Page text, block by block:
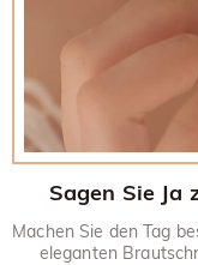
Sagen Sie Ja
Machen Sie den Tag
eleganten